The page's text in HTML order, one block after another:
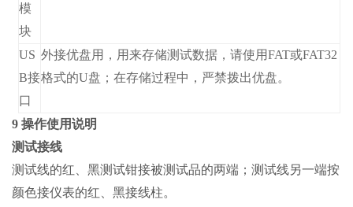
模
块
US
B接
口
外接优盘用，用来存储测试数据，请使用FAT或FAT32
格式的U盘；在存储过程中，严禁拨出优盘。
9 操作使用说明
测试接线
测试线的红、黑测试钳接被测试品的两端；测试线另一端按
颜色接仪表的红、黑接线柱。